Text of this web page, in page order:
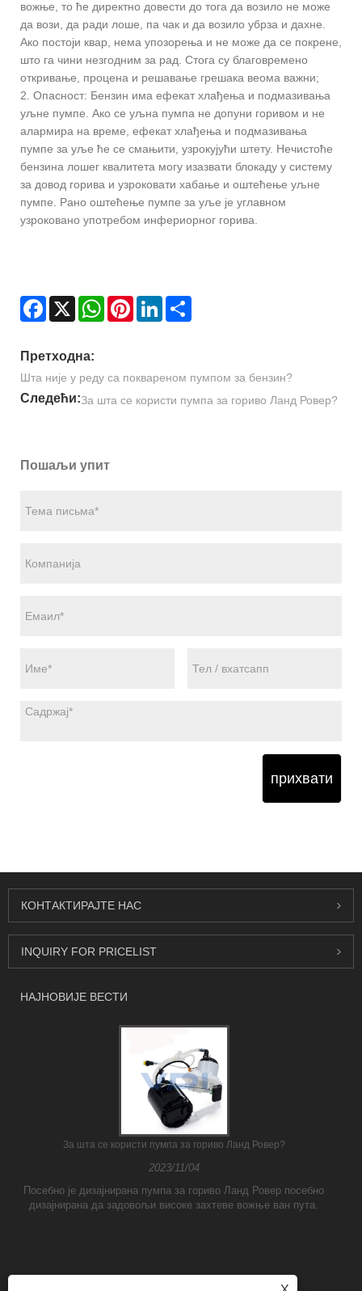
вожње, то ће директно довести до тога да возило не може
да вози, да ради лоше, па чак и да возило убрза и дахне.
Ако постоји квар, нема упозорења и не може да се покрене,
што га чини незгодним за рад. Стога су благовремено
откривање, процена и решавање грешака веома важни;
2. Опасност: Бензин има ефекат хлађења и подмазивања
уљне пумпе. Ако се уљна пумпа не допуни горивом и не
алармира на време, ефекат хлађења и подмазивања
пумпе за уље ће се смањити, узрокујући штету. Нечистоће
бензина лошег квалитета могу изазвати блокаду у систему
за довод горива и узроковати хабање и оштећење уљне
пумпе. Рано оштећење пумпе за уље је углавном
узроковано употребом инфериорног горива.
Facebook
X WhatsAppPinterestLinkedIn
Претходна:
Шта није у реду са поквареном пумпом за бензин?
Следећи:За шта се користи пумпа за гориво Ланд Ровер?
Пошаљи упит
прихвати
КОНТАКТИРАЈТЕ НАС
INQUIRY FOR PRICELIST
НАЈНОВИЈЕ ВЕСТИ
За шта се користи пумпа за гориво Ланд Ровер?
2023/11/04
Посебно је дизајнирана пумпа за гориво Ланд Ровер посебно
дизајнирана да задовољи високе захтеве вожње ван пута.